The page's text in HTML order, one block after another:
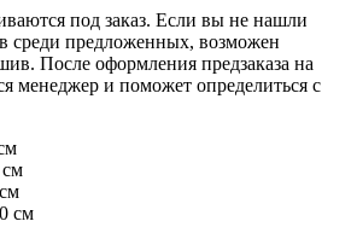
под заказ. Если вы не нашли
среди предложенных, возможен
После оформления предзаказа на
менеджер и поможет определиться с
см